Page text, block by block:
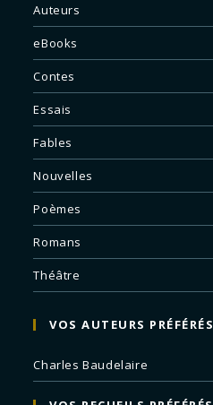
Auteurs
eBooks
Contes
Essais
Fables
Nouvelles
Poèmes
Romans
Théâtre
VOS AUTEURS PRÉFÉRÉS
Charles Baudelaire